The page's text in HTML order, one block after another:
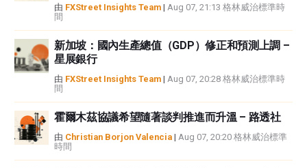
FXStreet並非註冊投資顧問，本文內容無意提供任何投資建議。
由 FXStreet Insights Team | Aug 07, 21:13 格林威治標準時
間
新加坡：國內生產總值（GDP）修正和預測上調 –
星展銀行
由 FXStreet Insights Team | Aug 07, 20:28 格林威治標準時
間
霍爾木茲協議希望隨著談判推進而升溫 – 路透社
由 Christian Borjon Valencia | Aug 07, 20:20 格林威治標準
時間